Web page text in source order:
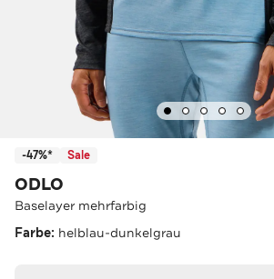
-47%* Sale
ODLO
Baselayer mehrfarbig
Farbe: helblau-dunkelgrau